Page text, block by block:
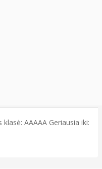
AAAAA Geriausia iki: